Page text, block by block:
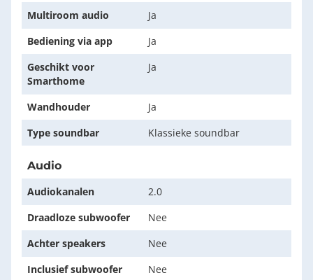
Multiroom audio
Ja
Bediening via app
Ja
Geschikt voor
Smarthome
Ja
Wandhouder
Ja
Type soundbar
Klassieke soundbar
Audio
Audiokanalen
2.0
Draadloze subwoofer
Nee
Achter speakers
Nee
Inclusief subwoofer
Nee